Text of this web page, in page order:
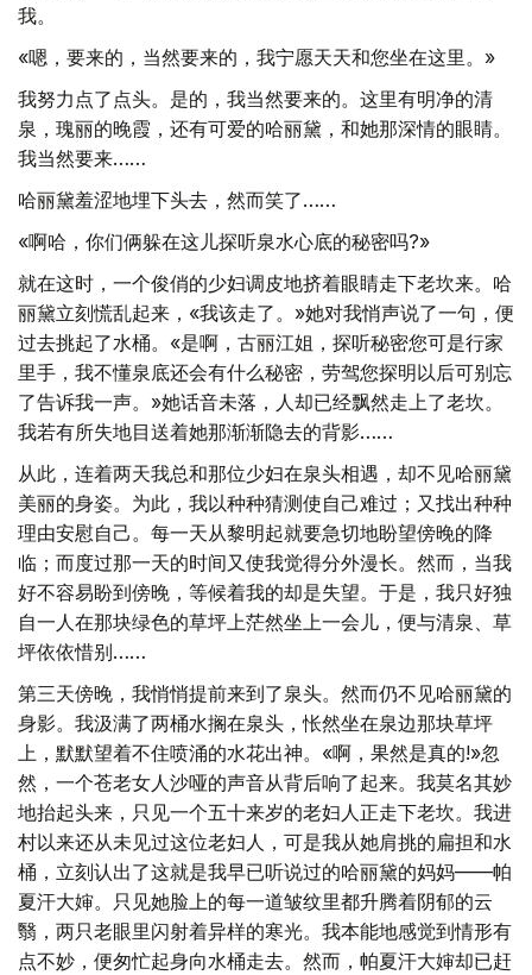
我。
«嗯，要来的，当然要来的，我宁愿天天和您坐在这里。»
我努力点了点头。是的，我当然要来的。这里有明净的清
泉，瑰丽的晚霞，还有可爱的哈丽黛，和她那深情的眼睛。
我当然要来……
哈丽黛羞涩地埋下头去，然而笑了……
«啊哈，你们俩躲在这儿探听泉水心底的秘密吗?»
就在这时，一个俊俏的少妇调皮地挤着眼睛走下老坎来。哈
丽黛立刻慌乱起来，«我该走了。»她对我悄声说了一句，便
过去挑起了水桶。«是啊，古丽江姐，探听秘密您可是行家
里手，我不懂泉底还会有什么秘密，劳驾您探明以后可别忘
了告诉我一声。»她话音未落，人却已经飘然走上了老坎。
我若有所失地目送着她那渐渐隐去的背影……
从此，连着两天我总和那位少妇在泉头相遇，却不见哈丽黛
美丽的身姿。为此，我以种种猜测使自己难过；又找出种种
理由安慰自己。每一天从黎明起就要急切地盼望傍晚的降
临；而度过那一天的时间又使我觉得分外漫长。然而，当我
好不容易盼到傍晚，等候着我的却是失望。于是，我只好独
自一人在那块绿色的草坪上茫然坐上一会儿，便与清泉、草
坪依依惜别……
第三天傍晚，我悄悄提前来到了泉头。然而仍不见哈丽黛的
身影。我汲满了两桶水搁在泉头，怅然坐在泉边那块草坪
上，默默望着不住喷涌的水花出神。«啊，果然是真的!»忽
然，一个苍老女人沙哑的声音从背后响了起来。我莫名其妙
地抬起头来，只见一个五十来岁的老妇人正走下老坎。我进
村以来还从未见过这位老妇人，可是我从她肩挑的扁担和水
桶，立刻认出了这就是我早已听说过的哈丽黛的妈妈——帕
夏汗大婶。只见她脸上的每一道皱纹里都升腾着阴郁的云
翳，两只老眼里闪射着异样的寒光。我本能地感觉到情形有
点不妙，便匆忙起身向水桶走去。然而，帕夏汗大婶却已赶